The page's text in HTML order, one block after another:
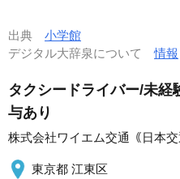
出典 小学館
デジタル大辞泉について情報
タクシードライバー/未
与あり
株式会社ワイエム交通｟日本
東京都 江東区